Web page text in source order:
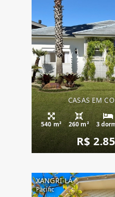
CASAS EM
540 m² 260 m² 3
R$
XANGRI-LÁ
Pacific